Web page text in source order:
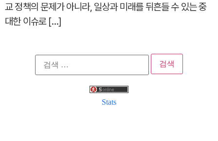
교 정책의 문제가 아니라, 일상과 미래를 뒤흔들 수 있는 중
대한 이슈로 […]
검
색:
Stats